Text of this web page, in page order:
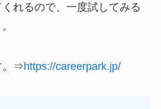
れるので、一度試してみる
。⇒https://careerpark.jp/